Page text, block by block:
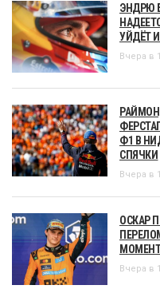
ЭНДРЮ
УЙДЁТ
Вчера в
Ф1 В
СПЯЧКИ
Вчера в
ОСКАР
Вчера в